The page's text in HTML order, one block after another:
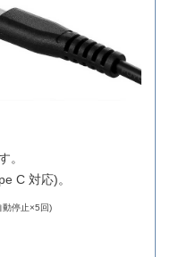
。
C 対応)。
動停止×5回)